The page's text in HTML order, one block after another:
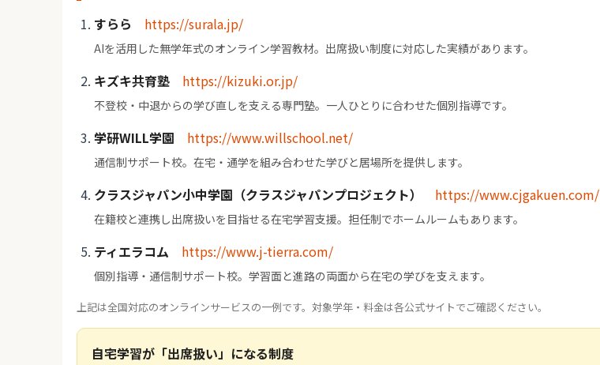
すらら https://surala.jp/
AIを活用した無学年式のオンライン学習教材。出席扱い制度に対応した実績があります。
キズキ共育塾 https://kizuki.or.jp/
不登校・中退からの学び直しを支える専門塾。一人ひとりに合わせた個別指導です。
学研WILL学園 https://www.willschool.net/
通信制サポート校。在宅・通学を組み合わせた学びと居場所を提供します。
クラスジャパン小中学園（クラスジャパンプロジェクト） https://www.cjgakuen.com/
在籍校と連携し出席扱いを目指せる在宅学習支援。担任制でホームルームもあります。
ティエラコム https://www.j-tierra.com/
個別指導・通信制サポート校。学習面と進路の両面から在宅の学びを支えます。
上記は全国対応のオンラインサービスの一例です。対象学年・料金は各公式サイトでご確認ください。
自宅学習が「出席扱い」になる制度